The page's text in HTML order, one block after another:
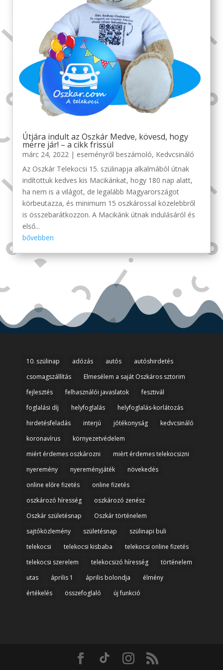
Útjára indult az Oszkár Medve, kövesd, hogy
merre jár! – a cikk frissül
márc 24, 2022| eseményről beszámoló, Kedvcsináló
Az Oszkár Telekocsi 15. szülinapja alkalmából útnak
indítottuk kedves kis Macikánkat, hogy 180 nap alatt,
ha nem is a világot, de legalább Magyarországot
körbeutazza, és minimum 15 oszkárossal közelebbről
is összebarátkozzon. A Macikánk útnak indulásáról és
első...
bővebben
10. szülinap adózás autós
autóshirdetés
csomagszállítás
Elmesélem a saját Oszkáros sztorim
fejlesztés
felhasználói javaslatok
fesztivál
foglalási díj
helyfoglalás
helyfoglalás-korlátozás
hirdetésfeladás
interjú jótékonyság
kedvcsináló
koronavírus
környezetvédelem
miért érdemes oszkározni
miért érdemes telekocsizni
nyeremény
nyereményjáték
növekedés
online előre fizetés
online fizetés
oszkározó híresség
oszkározó zenész
Oszkár születésnap
Oszkár történelem
sajtóközlemény
születésnap
szülinapi buli
telekocsi
telekocsi kisbaba
telekocsi online fizetés
telekocsi szerelem
telekocsizó híresség
történelem
utas
április 1 április bolondja
élmény
értékelés
összefoglaló új funkció